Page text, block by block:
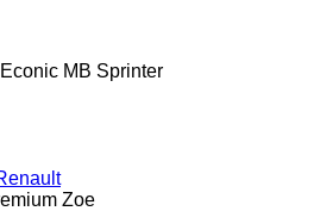
Econic MB Sprinter
Zoe